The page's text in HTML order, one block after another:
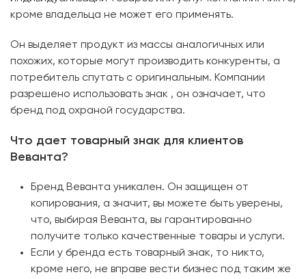
кроме владельца не может его применять.
Он выделяет продукт из массы аналогичных или
похожих, которые могут производить конкуренты, а
потребитель спутать с оригинальным. Компании
разрешено использовать знак , он означает, что
бренд под охраной государства.
Что дает товарный знак для клиентов
Веванта?
Бренд Веванта уникален. Он защищен от
копирования, а значит, вы можете быть уверены,
что, выбирая Веванта, вы гарантированно
получите только качественные товары и услуги.
Если у бренда есть товарный знак, то никто,
кроме него, не вправе вести бизнес под таким же